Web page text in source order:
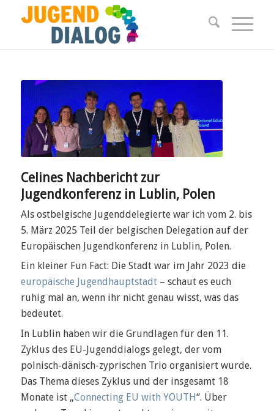
Celines Nachbericht zur
Jugendkonferenz in Lublin, Polen
Als ostbelgische Jugenddelegierte war ich vom 2. bis
5. März 2025 Teil der belgischen Delegation auf der
Europäischen Jugendkonferenz in Lublin, Polen.
Ein kleiner Fun Fact: Die Stadt war im Jahr 2023 die
europäische Jugendhauptstadt– schaut es euch
ruhig mal an, wenn ihr nicht genau wisst, was das
bedeutet.
In Lublin haben wir die Grundlagen für den 11.
Zyklus des EU-Jugenddialogs gelegt, der vom
polnisch-dänisch-zyprischen Trio organisiert wurde.
Das Thema dieses Zyklus und der insgesamt 18
Monate ist „Connecting EU with YOUTH“. Über